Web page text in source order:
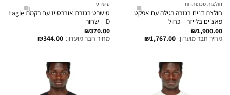
חולצות מכופתרות
חולצת דנים בגזרה רגילה עם אפקט
פאצ'ים בלייזר – כחול
₪1,900.00
מחיר חבר מועדון: ₪1,767.00
טישרט
טישרט בגזרת אוברסייז עם רקמת Eagle
D – שחור
₪370.00
מחיר חבר מועדון: ₪344.00